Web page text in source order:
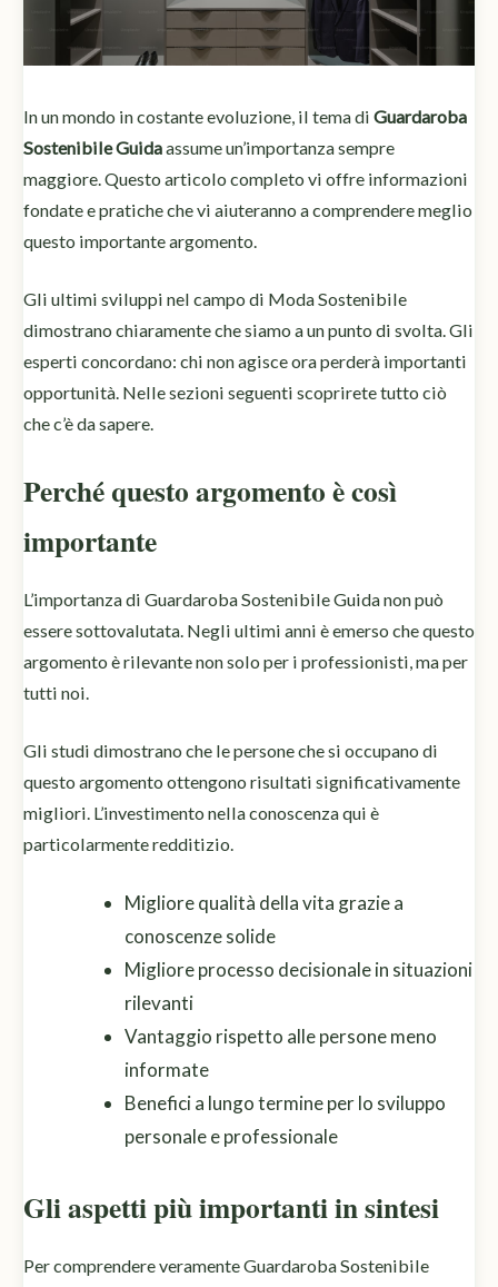
In un mondo in costante evoluzione, il tema di Guardaroba
Sostenibile Guidaassume un’importanza sempre
maggiore. Questo articolo completo vi offre informazioni
fondate e pratiche che vi aiuteranno a comprendere meglio
questo importante argomento.
Gli ultimi sviluppi nel campo di Moda Sostenibile
dimostrano chiaramente che siamo a un punto di svolta. Gli
esperti concordano: chi non agisce ora perderà importanti
opportunità. Nelle sezioni seguenti scoprirete tutto ciò
che c’è da sapere.
Perché questo argomento è così
importante
L’importanza di Guardaroba Sostenibile Guida non può
essere sottovalutata. Negli ultimi anni è emerso che questo
argomento è rilevante non solo per i professionisti, ma per
tutti noi.
Gli studi dimostrano che le persone che si occupano di
questo argomento ottengono risultati significativamente
migliori. L’investimento nella conoscenza qui è
particolarmente redditizio.
Migliore qualità della vita grazie a
conoscenze solide
Migliore processo decisionale in situazioni
rilevanti
Vantaggio rispetto alle persone meno
informate
Benefici a lungo termine per lo sviluppo
personale e professionale
Gli aspetti più importanti in sintesi
Per comprendere veramente Guardaroba Sostenibile